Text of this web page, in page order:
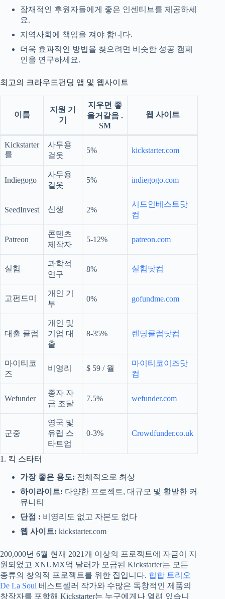
잠재적인 후원자들에게 좋은 인센티브를 제공하세
요.
지역사회에 책임을 져야 합니다.
더욱 효과적인 방법을 찾으려면 비슷한 성공 캠페
인을 연구하세요.
최고의 크라우드펀딩 앱 및 웹사이트
이름
지원 기
기
지우면 좋
을거같음 .
SM
웹 사이트
Kickstarter
를
사무용
겉옷
5% kickstarter.com
Indiegogo
사무용
겉옷
5% indiegogo.com
SeedInvest 신생 2%
시드인베스트닷
컴
Patreon
콘텐츠
제작자
5-12% patreon.com
실험
과학적
연구
8% 실험닷컴
고펀드미
개인 기
부
0% gofundme.com
대출 클럽
개인 및
기업 대
출
8-35% 렌딩클럽닷컴
마이티코
즈
비영리 $ 59 / 월
마이티코이즈닷
컴
Wefunder
종자 자
금 조달
7.5% wefunder.com
군중
영국 및
유럽 스
타트업
0-3% Crowdfunder.co.uk
1. 킥 스타터
가장 좋은 용도: 전체적으로 최상
하이라이트: 다양한 프로젝트, 대규모 및 활발한 커
뮤니티
단점 : 비영리도 없고 자본도 없다
웹 사이트: kickstarter.com
200,000년 6월 현재 2021개 이상의 프로젝트에 자금이 지
원되었고 XNUMX억 달러가 모금된 Kickstarter는 모든
종류의 창의적 프로젝트를 위한 집입니다. 힙합 트리오
De La Soul 베스트셀러 작가와 수많은 독창적인 제품의
창작자를 포함해 Kickstarter는 누구에게나 열려 있습니